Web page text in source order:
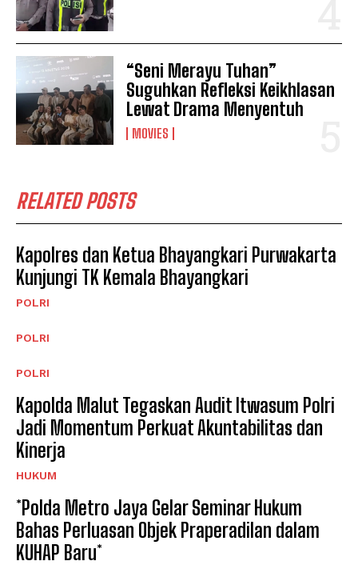
“Seni Merayu Tuhan”
Suguhkan Refleksi Keikhlasan
Lewat Drama Menyentuh
MOVIES
RELATED POSTS
Kapolres dan Ketua Bhayangkari Purwakarta
Kunjungi TK Kemala Bhayangkari
POLRI
POLRI
POLRI
Kapolda Malut Tegaskan Audit Itwasum Polri
Jadi Momentum Perkuat Akuntabilitas dan
Kinerja
HUKUM
*Polda Metro Jaya Gelar Seminar Hukum
Bahas Perluasan Objek Praperadilan dalam
KUHAP Baru*